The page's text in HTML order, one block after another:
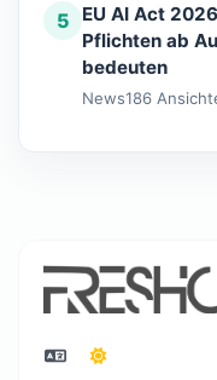
5
EU AI Act
Pflichten ab
bedeuten
News186